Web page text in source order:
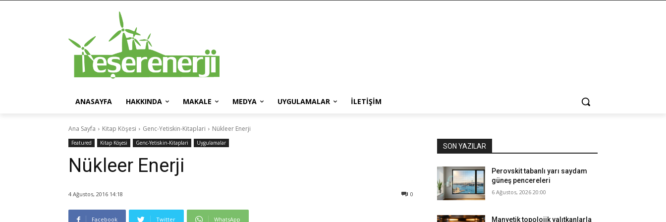
ANASAYFA HAKKINDA MAKALE MEDYA UYGULAMALAR İLETIŞIM
Ana Sayfa Kitap Köşesi Genc-Yetiskin-Kitaplari Nükleer Enerji
Featured Kitap Köşesi Genc-Yetiskin-Kitaplari Uygulamalar
Nükleer Enerji
4 Ağustos, 2016 14:18 0
Facebook Twitter WhatsApp
SON YAZILAR
Perovskit tabanlı yarı saydam
güneş pencereleri
6 Ağustos, 2026 20:00
Manyetik topolojik yalıtkanlarla